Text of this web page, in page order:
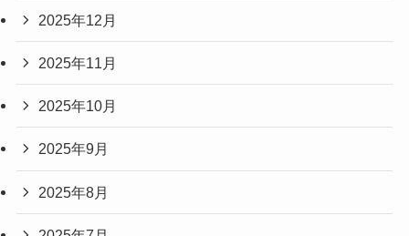
2025年12月
2025年11月
2025年10月
2025年9月
2025年8月